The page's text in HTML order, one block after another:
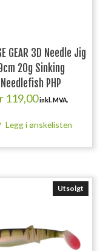
GEAR 3D Needle Jig
20g Sinking
Needlefish PHP
119,00inkl. MVA.
Legg i ønskelisten
Utsolgt